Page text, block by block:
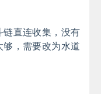
直连收集，没有
，需要改为水道